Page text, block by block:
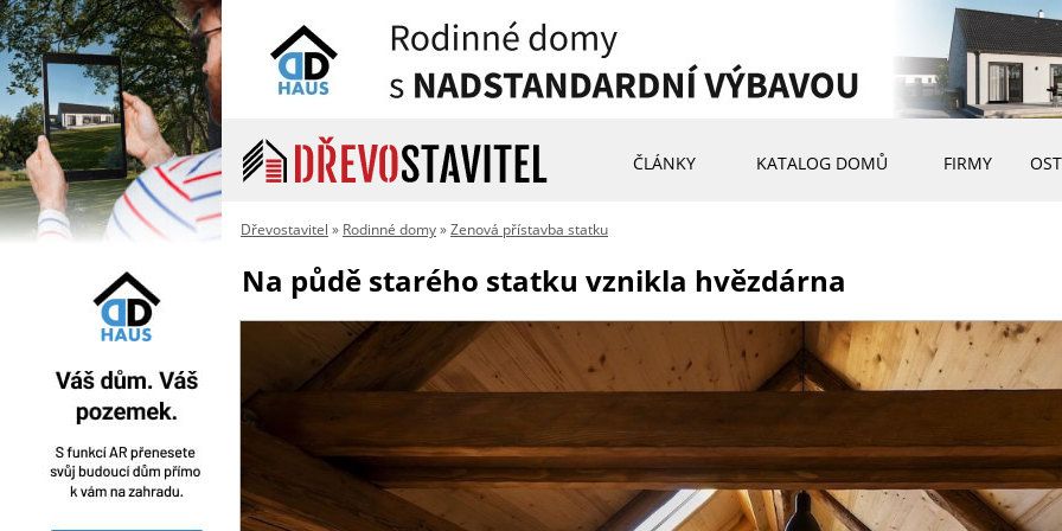
ČLÁNKY KATALOG DOMŮ FIRMY
Dřevostavitel » Rodinné domy»Zenová přístavba statku
Na půdě starého statku vznikla hvězdárna